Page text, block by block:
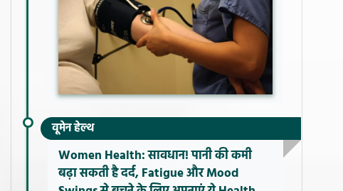
वूमेन हेल्थ
Women Health: सावधान! पानी की कमी
बढ़ा सकती है दर्द, Fatigue और Mood